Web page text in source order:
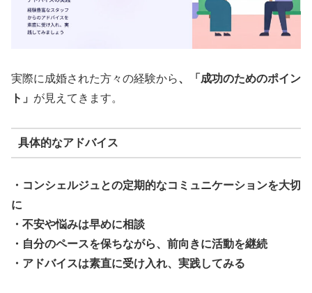
実際に成婚された方々の経験から、「成功のためのポイン
ト」 が見えてきます。
具体的なアドバイス
・コンシェルジュとの定期的なコミュニケーションを大切
に
・不安や悩みは早めに相談
・自分のペースを保ちながら、前向きに活動を継続
・アドバイスは素直に受け入れ、実践してみる